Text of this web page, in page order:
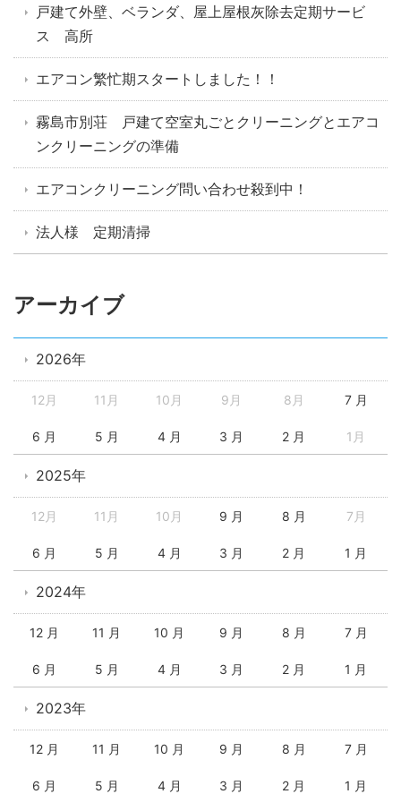
戸建て外壁、ベランダ、屋上屋根灰除去定期サービ
ス 高所
エアコン繁忙期スタートしました！！
霧島市別荘 戸建て空室丸ごとクリーニングとエアコ
ンクリーニングの準備
エアコンクリーニング問い合わせ殺到中！
法人様 定期清掃
アーカイブ
2026年
12月 11月 10月 9月 8月 7 月
6 月 5 月 4 月 3 月 2 月 1月
2025年
12月 11月 10月 9 月 8 月 7月
6 月 5 月 4 月 3 月 2 月 1 月
2024年
12 月 11 月 10 月 9 月 8 月 7 月
6 月 5 月 4 月 3 月 2 月 1 月
2023年
12 月 11 月 10 月 9 月 8 月 7 月
6 月 5 月 4 月 3 月 2 月 1 月